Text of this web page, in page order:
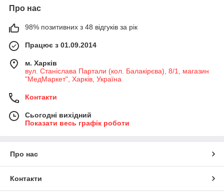
Про нас
98% позитивних з 48 відгуків за рік
Працює з 01.09.2014
м. Харків
вул. Станіслава Партали (кол. Балакірєва), 8/1, магазин
"МедМаркет", Харків, Україна
Контакти
Сьогодні вихідний
Показати весь графік роботи
Про нас
Контакти